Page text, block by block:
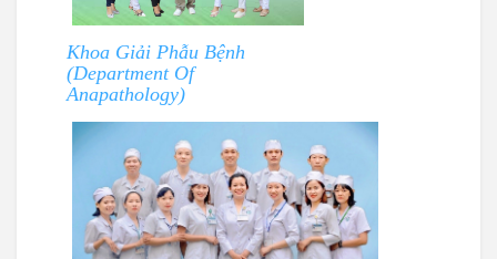
Khoa Giải Phẫu Bệnh
(Department Of
Anapathology)